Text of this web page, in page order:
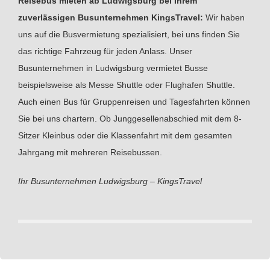
zuverlässigen Busunternehmen KingsTravel: Wir haben
uns auf die Busvermietung spezialisiert, bei uns finden Sie
das richtige Fahrzeug für jeden Anlass. Unser
Busunternehmen in Ludwigsburg vermietet Busse
beispielsweise als Messe Shuttle oder Flughafen Shuttle.
Auch einen Bus für Gruppenreisen und Tagesfahrten können
Sie bei uns chartern. Ob Junggesellenabschied mit dem 8-
Sitzer Kleinbus oder die Klassenfahrt mit dem gesamten
Jahrgang mit mehreren Reisebussen.
Ihr Busunternehmen Ludwigsburg – KingsTravel